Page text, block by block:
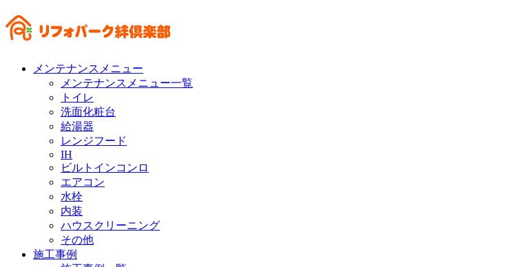
メンテナンスメニュー
メンテナンスメニュー一覧
トイレ
洗面化粧台
給湯器
レンジフード
IH
ビルトインコンロ
エアコン
水栓
内装
ハウスクリーニング
その他
施工事例